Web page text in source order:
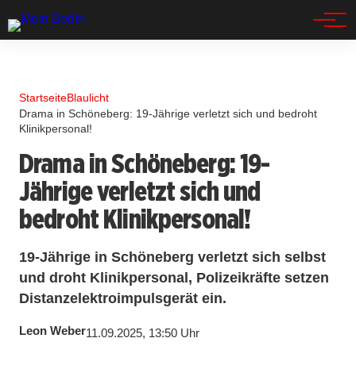
StartseiteBlaulicht
Drama in Schöneberg: 19-Jährige verletzt sich und bedroht
Klinikpersonal!
Drama in Schöneberg: 19-
Jährige verletzt sich und
bedroht Klinikpersonal!
19-Jährige in Schöneberg verletzt sich selbst
und droht Klinikpersonal, Polizeikräfte setzen
Distanzelektroimpulsgerät ein.
Leon Weber11.09.2025, 13:50 Uhr